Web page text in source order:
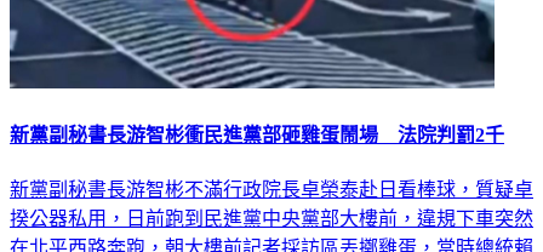
新黨副秘書長游智彬衝民進黨部砸雞蛋鬧場 法院判罰2千
新黨副秘書長游智彬不滿行政院長卓榮泰赴日看棒球，質疑卓
揆公器私用，日前跑到民進黨中央黨部大樓前，違規下車突然